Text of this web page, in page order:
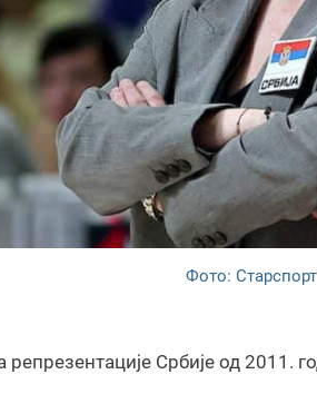
Фото: Старспорт
Србије од 2011.